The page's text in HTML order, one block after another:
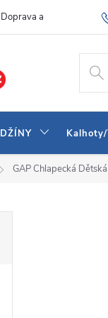
Doprava a platba
DŽÍNY
GAP Chlapecká